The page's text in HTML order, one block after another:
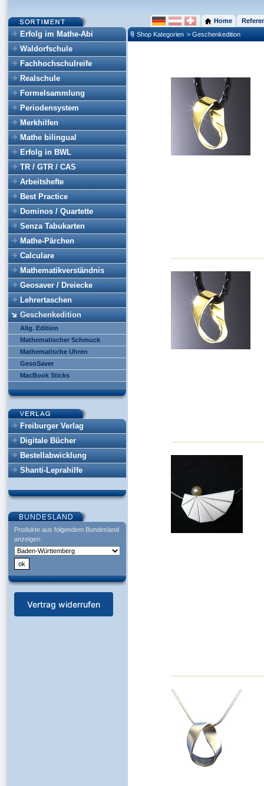
Erfolg im Mathe-Abi
Waldorfschule
Fachhochschulreife
Realschule
Formelsammlung
Periodensystem
Merkhilfen
Mathe bilingual
Erfolg in BWL
TR / GTR / CAS
Arbeitshefte
Best Practice
Dominos / Quartette
Senza Tabukarten
Mathe-Pärchen
Calculare
Mathematikverständnis
Geosaver / Dreiecke
Lehrertaschen
Geschenkedition
Allg. Edition
Mathematischer Schmuck
Mathematische Uhren
GesoSaver
MacBook Sticks
Freiburger Verlag
Digitale Bücher
Bestellabwicklung
Shanti-Leprahilfe
Produkte aus folgendem Bundesland
anzeigen:
Vertrag widerrufen
Home
Shop Kategorien > Geschenkedition